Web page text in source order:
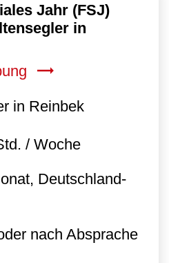
Jahr (FSJ)
in
in Reinbek
/ Woche
Deutschland-
nach Absprache